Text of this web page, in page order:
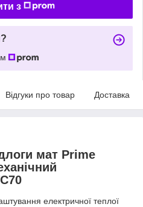
з
Відгуки про товар Доставка
мат Prime
електричної теплої